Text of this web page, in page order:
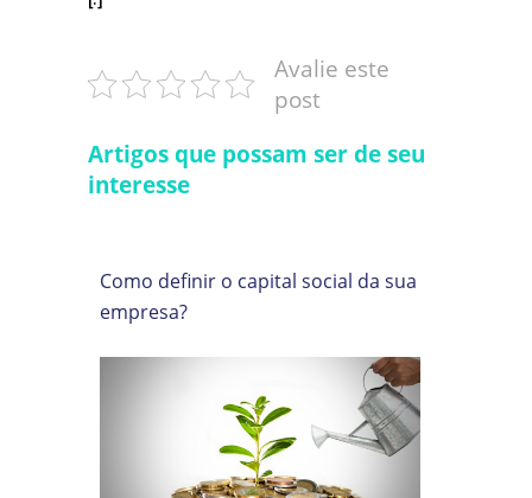
Avalie este
post
Artigos que possam ser de seu
interesse
Como definir o capital social da sua
empresa?